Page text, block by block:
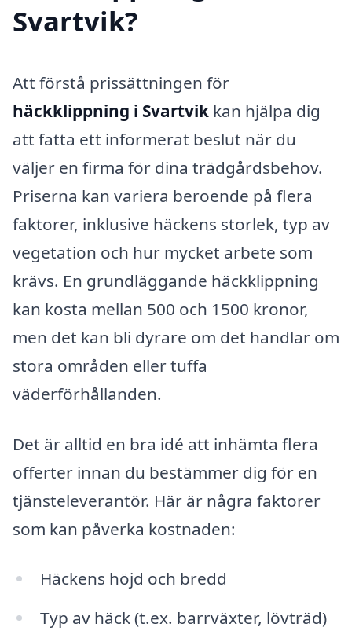
Svartvik?
Att förstå prissättningen för
häckklippning i Svartvik kan hjälpa dig
att fatta ett informerat beslut när du
väljer en firma för dina trädgårdsbehov.
Priserna kan variera beroende på flera
faktorer, inklusive häckens storlek, typ av
vegetation och hur mycket arbete som
krävs. En grundläggande häckklippning
kan kosta mellan 500 och 1500 kronor,
men det kan bli dyrare om det handlar om
stora områden eller tuffa
väderförhållanden.
Det är alltid en bra idé att inhämta flera
offerter innan du bestämmer dig för en
tjänsteleverantör. Här är några faktorer
som kan påverka kostnaden:
Häckens höjd och bredd
Typ av häck (t.ex. barrväxter, lövträd)